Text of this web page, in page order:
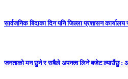
सार्वजनिक बिदाका दिन पनि जिल्ला प्रशासन कार्यालय
जनताको मन छुने र सबैले अपनत्व लिने बजेट ल्याउँछु :